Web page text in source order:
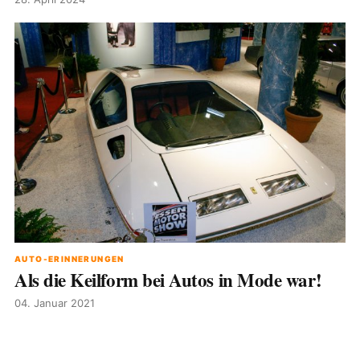
AUTO-ERINNERUNGEN
Als die Keilform bei Autos in Mode war!
04. Januar 2021